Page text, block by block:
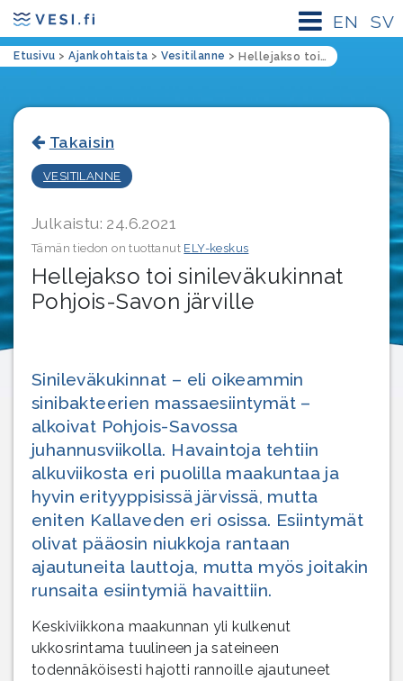
SV
EN
Etusivu > Ajankohtaista > Vesitilanne > Hellejakso toi sinileväkukinnat Pohjois-Savon järville
Takaisin
VESITILANNE
Julkaistu: 24.6.2021
Tämän tiedon on tuottanut ELY-keskus
Hellejakso toi sinileväkukinnat
Pohjois-Savon järville
Sinileväkukinnat – eli oikeammin
sinibakteerien massaesiintymät –
alkoivat Pohjois-Savossa
juhannusviikolla. Havaintoja tehtiin
alkuviikosta eri puolilla maakuntaa ja
hyvin erityyppisissä järvissä, mutta
eniten Kallaveden eri osissa. Esiintymät
olivat pääosin niukkoja rantaan
ajautuneita lauttoja, mutta myös joitakin
runsaita esiintymiä havaittiin.
Keskiviikkona maakunnan yli kulkenut
ukkosrintama tuulineen ja sateineen
todennäköisesti hajotti rannoille ajautuneet